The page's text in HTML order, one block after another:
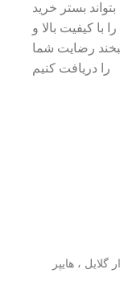
بستر خرید
با کیفیت بالا و
رضایت شما
را دریافت کنیم
، هایپر